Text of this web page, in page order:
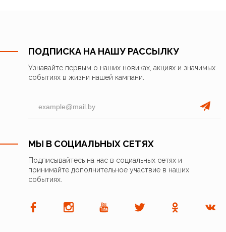
ПОДПИСКА НА НАШУ РАССЫЛКУ
Узнавайте первым о наших новиках, акциях и значимых
событиях в жизни нашей кампани.
МЫ В СОЦИАЛЬНЫХ СЕТЯХ
Подписывайтесь на нас в социальных сетях и
принимайте дополнительное участвие в наших
событиях.